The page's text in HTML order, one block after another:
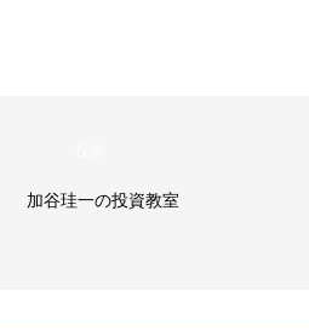
加谷珪一の投資教室